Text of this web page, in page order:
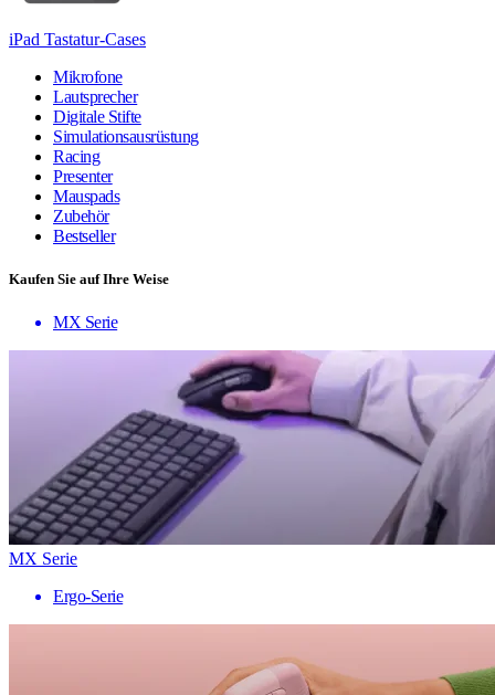
iPad Tastatur-Cases
Mikrofone
Lautsprecher
Digitale Stifte
Simulationsausrüstung
Racing
Presenter
Mauspads
Zubehör
Bestseller
Kaufen Sie auf Ihre Weise
MX Serie
MX Serie
Ergo-Serie